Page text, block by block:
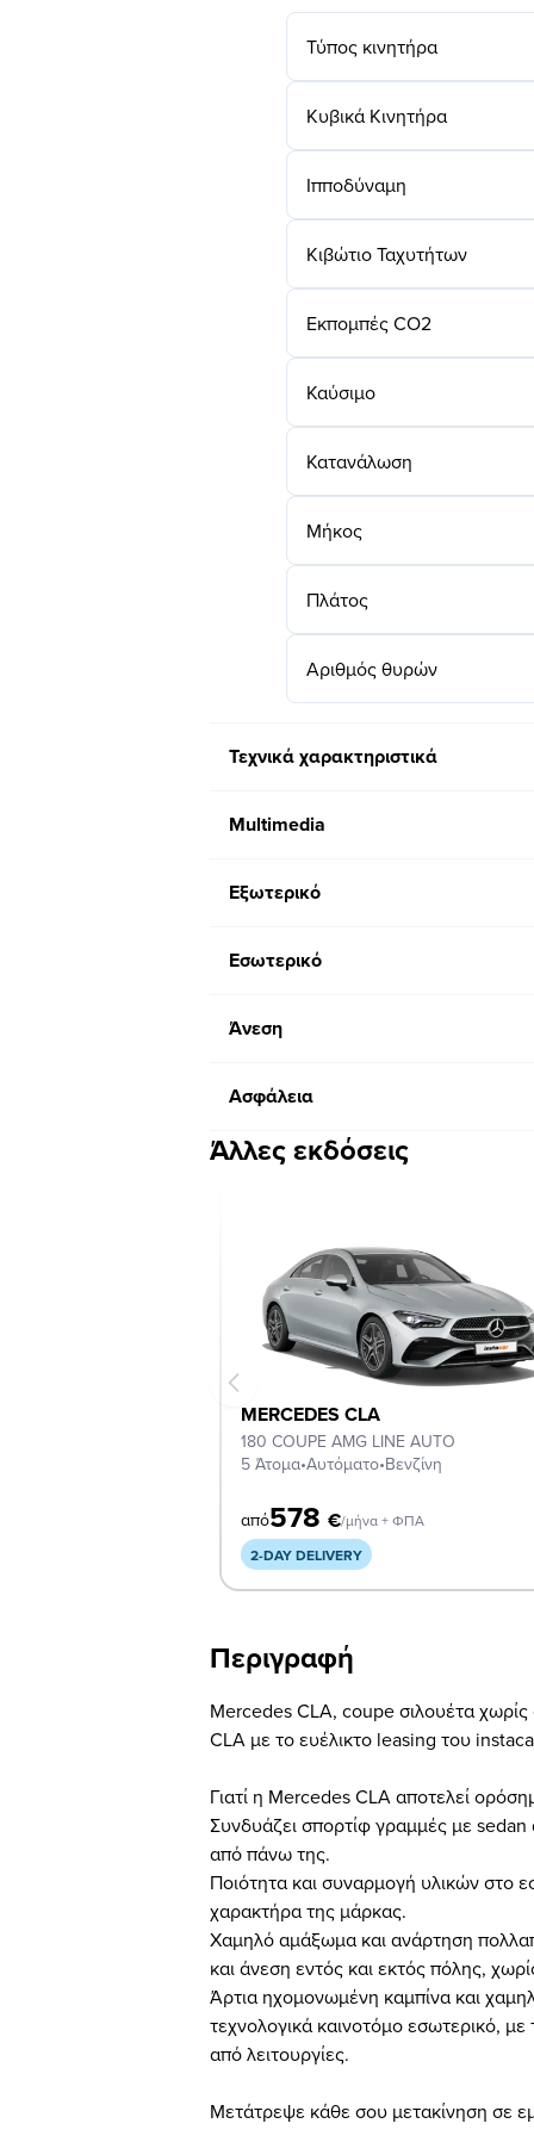
Τύπος κινητήρα
Κυβικά Κινητήρα
Ιπποδύναμη
Κιβώτιο Ταχυτήτων
Εκπομπές CO2
Καύσιμο
Κατανάλωση
Μήκος
Πλάτος
Αριθμός θυρών
Τεχνικά χαρακτηριστικά
Multimedia
Εξωτερικό
Εσωτερικό
Άνεση
Ασφάλεια
Άλλες εκδόσεις
MERCEDES CLA
180 COUPE AMG LINE AUTO
5 Άτομα•Αυτόματο•Βενζίνη
από578 €/μήνα + ΦΠΑ
2-DAY DELIVERY
Περιγραφή
Mercedes CLA, coupe σιλουέτα
CLA με το ευέλικτο leasing του
Γιατί η Mercedes CLA αποτελεί
Συνδυάζει σπορτίφ γραμμές με
από πάνω της.
Ποιότητα και συναρμογή υλικών στο
χαρακτήρα της μάρκας.
Χαμηλό αμάξωμα και ανάρτηση
και άνεση εντός και εκτός πόλης,
Άρτια ηχομονωμένη καμπίνα και
τεχνολογικά καινοτόμο εσωτερικό,
από λειτουργίες.
Μετάτρεψε κάθε σου μετακίνηση σε